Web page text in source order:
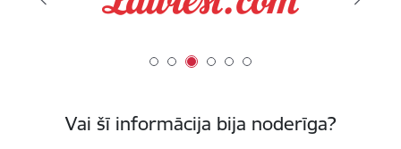
Vai šī informācija bija noderīga?